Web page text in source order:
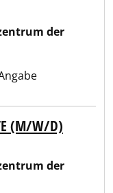
der
(M/W/D)
der